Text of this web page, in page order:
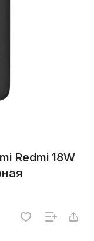
Redmi 18W